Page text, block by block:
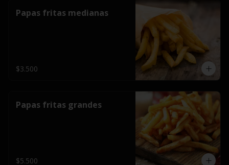
Papas fritas medianas
$3.500
Papas fritas grandes
$5.500